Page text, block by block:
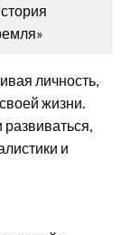
личность,
жизни.
и